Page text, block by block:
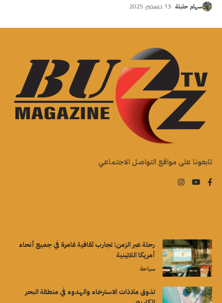
سهام حليلة 13 ديسمبر، 2025
تابعونا على مواقع التواصل الاجتماعي
رحلة عبر الزمن: تجارب ثقافية غامرة في جميع أنحاء
أمريكا اللاتينية
سياحة
تذوق ملاذات الاسترخاء والهدوء في منطقة البحر